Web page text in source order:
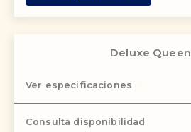
Deluxe Queen
Ver especificaciones
Consulta disponibilidad